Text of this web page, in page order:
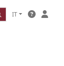
IT